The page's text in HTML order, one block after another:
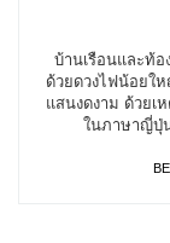
บ้านเรือนและท้
ด้วยดวงไฟน้อยใ
แสนงดงาม ด้วยเ
ในภาษาญี่ปุ่